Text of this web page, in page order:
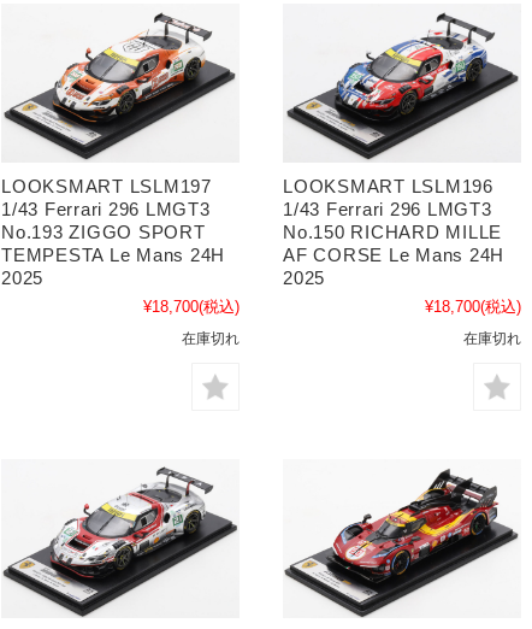
LOOKSMART LSLM197
1/43 Ferrari 296 LMGT3
No.193 ZIGGO SPORT
TEMPESTA Le Mans 24H
2025
¥18,700(税込)
在庫切れ
LOOKSMART LSLM196
1/43 Ferrari 296 LMGT3
No.150 RICHARD MILLE
AF CORSE Le Mans 24H
2025
¥18,700(税込)
在庫切れ